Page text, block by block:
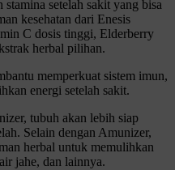
stamina setelah sakit yang bisa
kesehatan dari Enesis
C dosis tinggi, Elderberry
herbal pilihan.
memperkuat sistem imun,
energi setelah sakit.
tubuh akan lebih siap
Selain dengan Amunizer,
herbal untuk memulihkan
jahe, dan lainnya.